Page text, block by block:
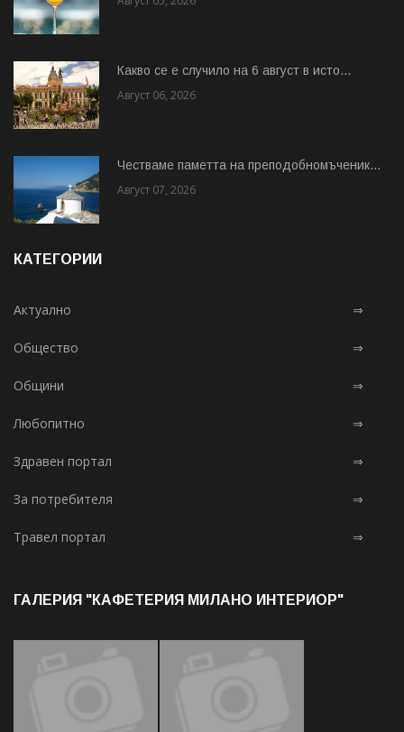
Какво се е случило на 6 август в исто...
Август 06, 2026
Честваме паметта на преподобномъченик...
Август 07, 2026
КАТЕГОРИИ
Актуално ⇒
Общество ⇒
Общини ⇒
Любопитно ⇒
Здравен портал ⇒
За потребителя ⇒
Травел портал ⇒
ГАЛЕРИЯ "КАФЕТЕРИЯ МИЛАНО ИНТЕРИОР"